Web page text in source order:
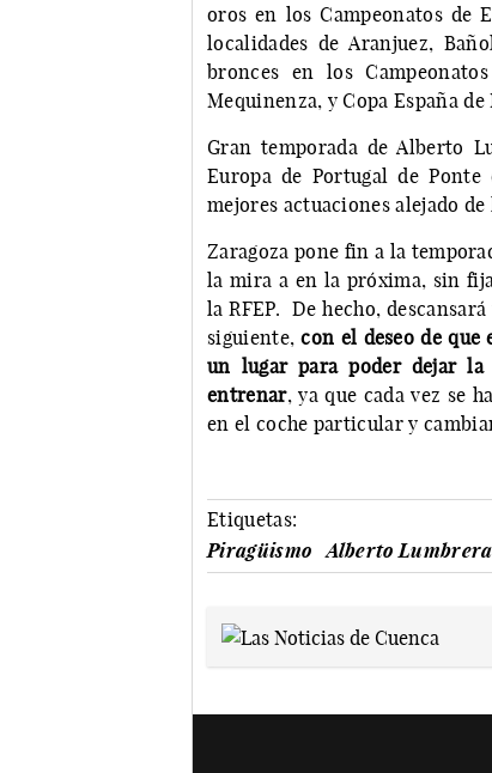
oros en los Campeonatos de
localidades de Aranjuez,
bronces en los
Mequinenza, y Copa España
Gran temporada de Alberto
Europa de Portugal de
mejores actuaciones alejado
Zaragoza pone fin a la
la mira a en la próxima, sin
la RFEP. De hecho,
siguiente,con el deseo de
un lugar para poder dejar la
entrenar, ya que cada vez se
en el coche particular y
Etiquetas:
Piragüismo
Alberto